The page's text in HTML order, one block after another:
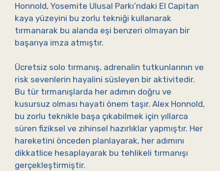
Honnold, Yosemite Ulusal Parkı’ndaki El Capitan
kaya yüzeyini bu zorlu tekniği kullanarak
tırmanarak bu alanda eşi benzeri olmayan bir
başarıya imza atmıştır.
Ücretsiz solo tırmanış, adrenalin tutkunlarının ve
risk sevenlerin hayalini süsleyen bir aktivitedir.
Bu tür tırmanışlarda her adımın doğru ve
kusursuz olması hayati önem taşır. Alex Honnold,
bu zorlu teknikle başa çıkabilmek için yıllarca
süren fiziksel ve zihinsel hazırlıklar yapmıştır. Her
hareketini önceden planlayarak, her adımını
dikkatlice hesaplayarak bu tehlikeli tırmanışı
gerçekleştirmiştir.